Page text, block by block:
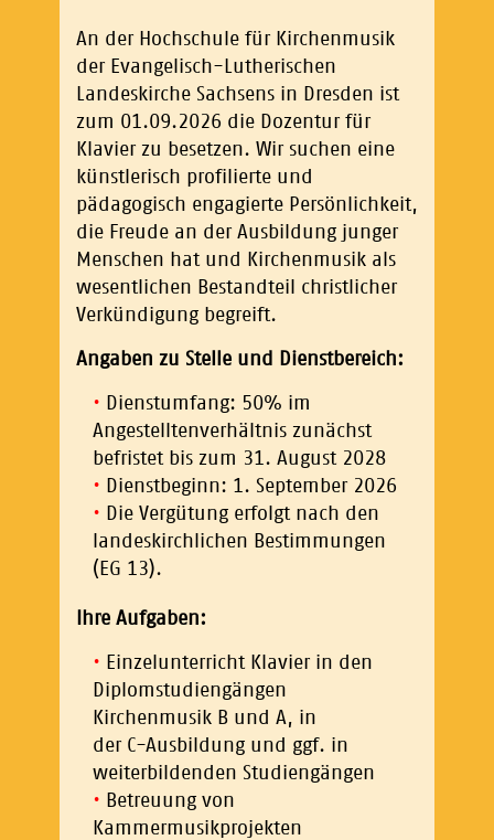
An der Hochschule für Kirchenmusik
der Evangelisch-Lutherischen
Landeskirche Sachsens in Dresden ist
zum 01.09.2026 die Dozentur für
Klavier zu besetzen. Wir suchen eine
künstlerisch profilierte und
pädagogisch engagierte Persönlichkeit,
die Freude an der Ausbildung junger
Menschen hat und Kirchenmusik als
wesentlichen Bestandteil christlicher
Verkündigung begreift.
Angaben zu Stelle und Dienstbereich:
Dienstumfang: 50% im
Angestelltenverhältnis zunächst
befristet bis zum 31. August 2028
Dienstbeginn: 1. September 2026
Die Vergütung erfolgt nach den
landeskirchlichen Bestimmungen
(EG 13).
Ihre Aufgaben:
Einzelunterricht Klavier in den
Diplomstudiengängen
Kirchenmusik B und A, in
der C-Ausbildung und ggf. in
weiterbildenden Studiengängen
Betreuung von
Kammermusikprojekten